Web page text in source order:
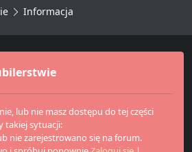
Informacja
lub nie masz dostępu do tej części
takiej sytuacji:
nie zarejestrowano się na forum.